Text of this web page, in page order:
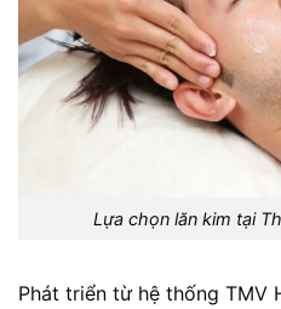
Lựa chọn lăn kim tại
Phát triển từ hệ thống TMV